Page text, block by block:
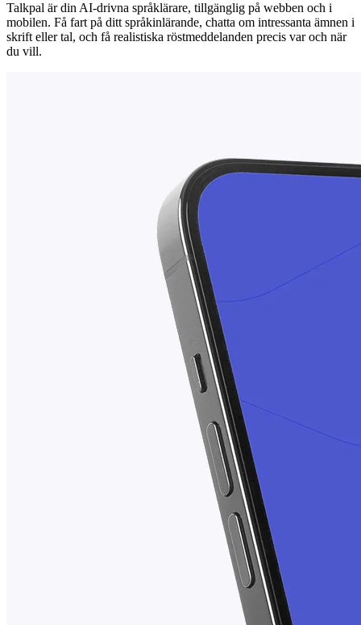
Talkpal är din AI-drivna språklärare, tillgänglig på webben och i
mobilen. Få fart på ditt språkinlärande, chatta om intressanta ämnen i
skrift eller tal, och få realistiska röstmeddelanden precis var och när
du vill.